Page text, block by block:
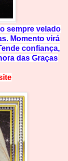
sempre velado
Momento virá
confiança,
das Graças